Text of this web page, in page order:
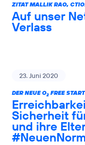
ZITAT MALLIK RAO,
Auf unser
Verlass
23. Juni 2020
DER NEUE O2FREE
Sicherheit
und ihre